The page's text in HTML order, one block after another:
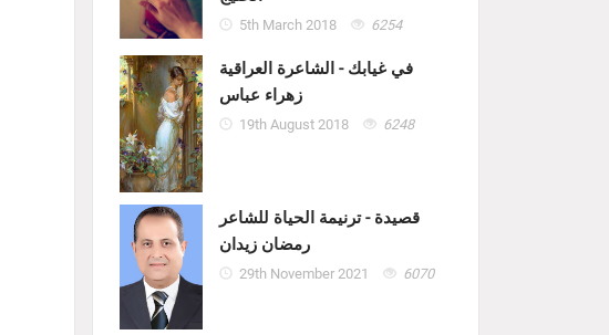
5th March 2018 6254
في غيابك - الشاعرة العراقية
زهراء عباس
19th August 2018 6248
قصيدة - ترنيمة الحياة للشاعر
رمضان زيدان
29th November 2021 6070